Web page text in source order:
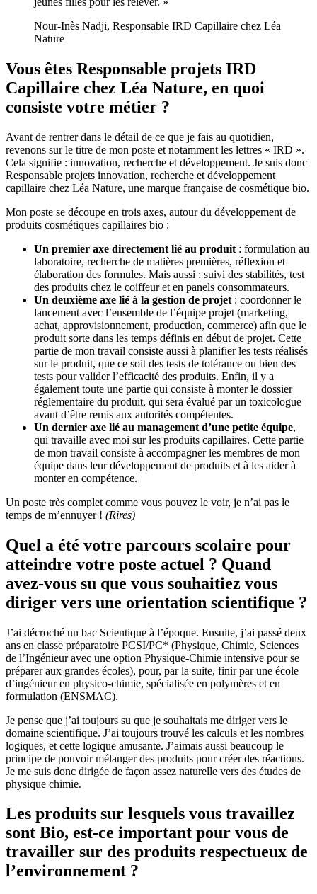
Nour-Inès Nadji, Responsable IRD Capillaire chez Léa
Nature
Vous êtes Responsable projets IRD
Capillaire chez Léa Nature, en quoi
consiste votre métier ?
Avant de rentrer dans le détail de ce que je fais au quotidien,
revenons sur le titre de mon poste et notamment les lettres « IRD ».
Cela signifie : innovation, recherche et développement. Je suis donc
Responsable projets innovation, recherche et développement
capillaire chez Léa Nature, une marque française de cosmétique bio.
Mon poste se découpe en trois axes, autour du développement de
produits cosmétiques capillaires bio :
Un premier axe directement lié au produit : formulation au
laboratoire, recherche de matières premières, réflexion et
élaboration des formules. Mais aussi : suivi des stabilités, test
des produits chez le coiffeur et en panels consommateurs.
Un deuxième axe lié à la gestion de projet : coordonner le
lancement avec l’ensemble de l’équipe projet (marketing,
achat, approvisionnement, production, commerce) afin que le
produit sorte dans les temps définis en début de projet. Cette
partie de mon travail consiste aussi à planifier les tests réalisés
sur le produit, que ce soit des tests de tolérance ou bien des
tests pour valider l’efficacité des produits. Enfin, il y a
également toute une partie qui consiste à monter le dossier
réglementaire du produit, qui sera évalué par un toxicologue
avant d’être remis aux autorités compétentes.
Un dernier axe lié au management d’une petite équipe,
qui travaille avec moi sur les produits capillaires. Cette partie
de mon travail consiste à accompagner les membres de mon
équipe dans leur développement de produits et à les aider à
monter en compétence.
Un poste très complet comme vous pouvez le voir, je n’ai pas le
temps de m’ennuyer ! (Rires)
Quel a été votre parcours scolaire pour
atteindre votre poste actuel ? Quand
avez-vous su que vous souhaitiez vous
diriger vers une orientation scientifique ?
J’ai décroché un bac Scientique à l’époque. Ensuite, j’ai passé deux
ans en classe préparatoire PCSI/PC* (Physique, Chimie, Sciences
de l’Ingénieur avec une option Physique-Chimie intensive pour se
préparer aux grandes écoles), pour, par la suite, finir par une école
d’ingénieur en physico-chimie, spécialisée en polymères et en
formulation (ENSMAC).
Je pense que j’ai toujours su que je souhaitais me diriger vers le
domaine scientifique. J’ai toujours trouvé les calculs et les nombres
logiques, et cette logique amusante. J’aimais aussi beaucoup le
principe de pouvoir mélanger des produits pour créer des réactions.
Je me suis donc dirigée de façon assez naturelle vers des études de
physique chimie.
Les produits sur lesquels vous travaillez
sont Bio, est-ce important pour vous de
travailler sur des produits respectueux de
l’environnement ?